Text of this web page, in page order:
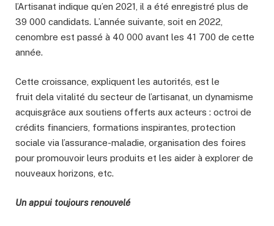
l’Artisanat indique qu’en 2021, il a été enregistré plus de
39 000 candidats. L’année suivante, soit en 2022,
cenombre est passé à 40 000 avant les 41 700 de cette
année.
Cette croissance, expliquent les autorités, est le
fruit dela vitalité du secteur de l’artisanat, un dynamisme
acquisgrâce aux soutiens offerts aux acteurs : octroi de
crédits financiers, formations inspirantes, protection
sociale via l’assurance-maladie, organisation des foires
pour promouvoir leurs produits et les aider à explorer de
nouveaux horizons, etc.
Un appui toujours renouvelé